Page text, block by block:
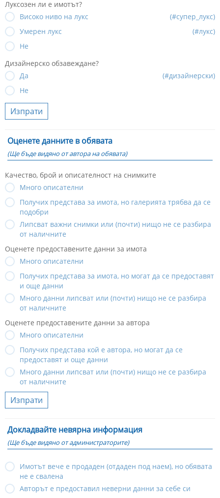
Луксозен ли е имотът?
Високо ниво на лукс
(#супер_лукс)
Умерен лукс
(#лукс)
Не
Дизайнерско обзавеждане?
Да
(#дизайнерски)
Не
Изпрати
Оценете данните в обявата
(Ще бъде видяно от автора на обявата)
Качество, брой и описателност на снимките
Много описателни
Получих представа за имота, но галерията трябва да се
подобри
Липсват важни снимки или (почти) нищо не се разбира
от наличните
Оценете предоставените данни за имота
Много описателни
Получих представа за имота, но могат да се предоставят
и още данни
Много данни липсват или (почти) нищо не се разбира
от наличните
Оценете предоставените данни за автора
Много описателни
Получих представа кой е автора, но могат да се
предоставят и още данни
Много данни липсват или (почти) нищо не се разбира
от наличните
Изпрати
Докладвайте невярна информация
(Ще бъде видяно от администраторите)
Имотът вече е продаден (отдаден под наем), но обявата
не е свалена
Авторът е предоставил неверни данни за себе си